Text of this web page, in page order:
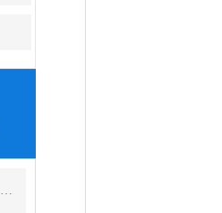
IFM易福门传感器在药品包装机行业的应用